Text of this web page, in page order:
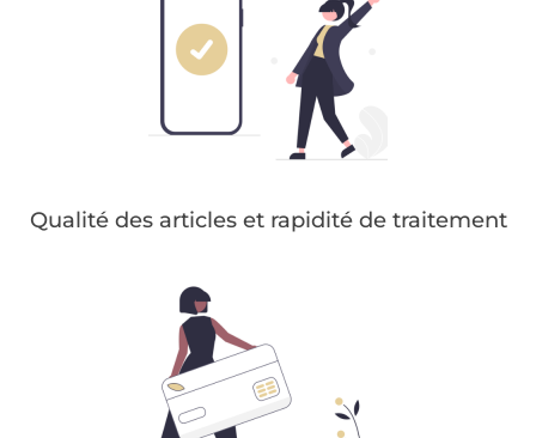
Qualité des articles et rapidité de traitement